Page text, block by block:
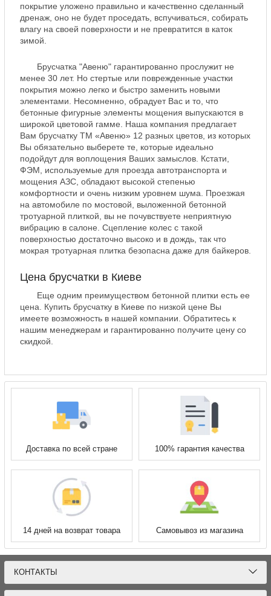
покрытие уложено правильно и качественно сделанный
дренаж, оно не будет проседать, вспучиваться, собирать
влагу на своей поверхности и не превратится в каток
зимой.
Брусчатка "Авеню" гарантированно прослужит не
менее 30 лет. Но стертые или поврежденные участки
покрытия можно легко и быстро заменить новыми
элементами. Несомненно, обрадует Вас и то, что
бетонные фигурные элементы мощения выпускаются в
широкой цветовой гамме. Наша компания предлагает
Вам брусчатку ТМ «Авеню» 12 разных цветов, из которых
Вы обязательно выберете те, которые идеально
подойдут для воплощения Ваших замыслов. Кстати,
ФЭМ, используемые для проезда автотранспорта и
мощения АЗС, обладают высокой степенью
комфортности и очень низким уровнем шума. Проезжая
на автомобиле по мостовой, выложенной бетонной
тротуарной плиткой, вы не почувствуете неприятную
вибрацию в салоне. Сцепление колес с такой
поверхностью достаточно высоко и в дождь, так что
мокрая тротуарная плитка безопасна даже для байкеров.
Цена брусчатки в Киеве
Еще одним преимуществом бетонной плитки есть ее
цена. Купить брусчатку в Киеве по низкой цене Вы
имеете возможность в нашей компании. Обратитесь к
нашим менеджерам и гарантированно получите цену со
скидкой.
Доставка по всей стране 100% гарантия качества
14 дней на возврат товара Самовывоз из магазина
КОНТАКТЫ